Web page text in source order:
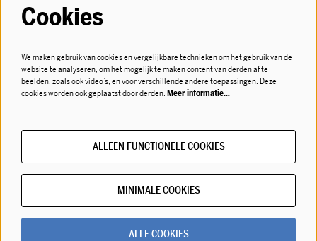
Volg ons
Meld je aan voor de nieuwsbrief!
Cookies
We maken gebruik van cookies en vergelijkbare technieken om het gebruik van de
website te analyseren, om het mogelijk te maken content van derden af te
beelden, zoals ook video’s, en voor verschillende andere toepassingen. Deze
cookies worden ook geplaatst door derden.Meer informatie…
ALLEEN FUNCTIONELE COOKIES
MINIMALE COOKIES
ALLE COOKIES